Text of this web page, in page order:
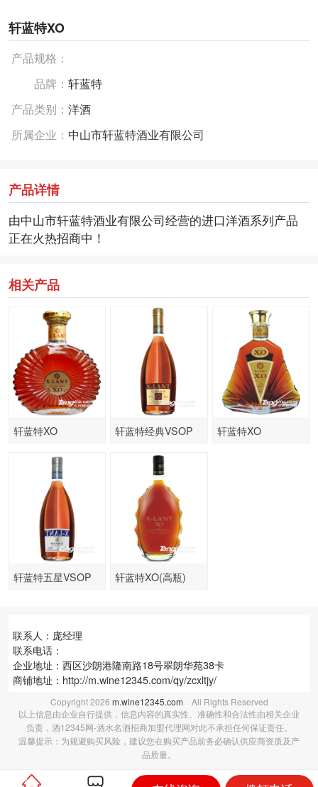
轩蓝特XO
产品规格：
品牌： 轩蓝特
产品类别： 洋酒
所属企业： 中山市轩蓝特酒业有限公司
产品详情
由中山市轩蓝特酒业有限公司经营的进口洋酒系列产品
正在火热招商中！
相关产品
轩蓝特XO 轩蓝特经典VSOP 轩蓝特XO
轩蓝特五星VSOP 轩蓝特XO(高瓶)
联系人：庞经理
联系电话：
企业地址：西区沙朗港隆南路18号翠朗华苑38卡
商铺地址： http://m.wine12345.com/qy/zcxltjy/
Copyright2026 m.wine12345.com All Rights Reserved
以上信息由企业自行提供，信息内容的真实性、准确性和合法性由相关企业
负责，酒12345网-酒水名酒招商加盟代理网对此不承担任何保证责任。
温馨提示：为规避购买风险，建议您在购买产品前务必确认供应商资质及产
品质量。